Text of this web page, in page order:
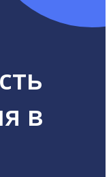
в